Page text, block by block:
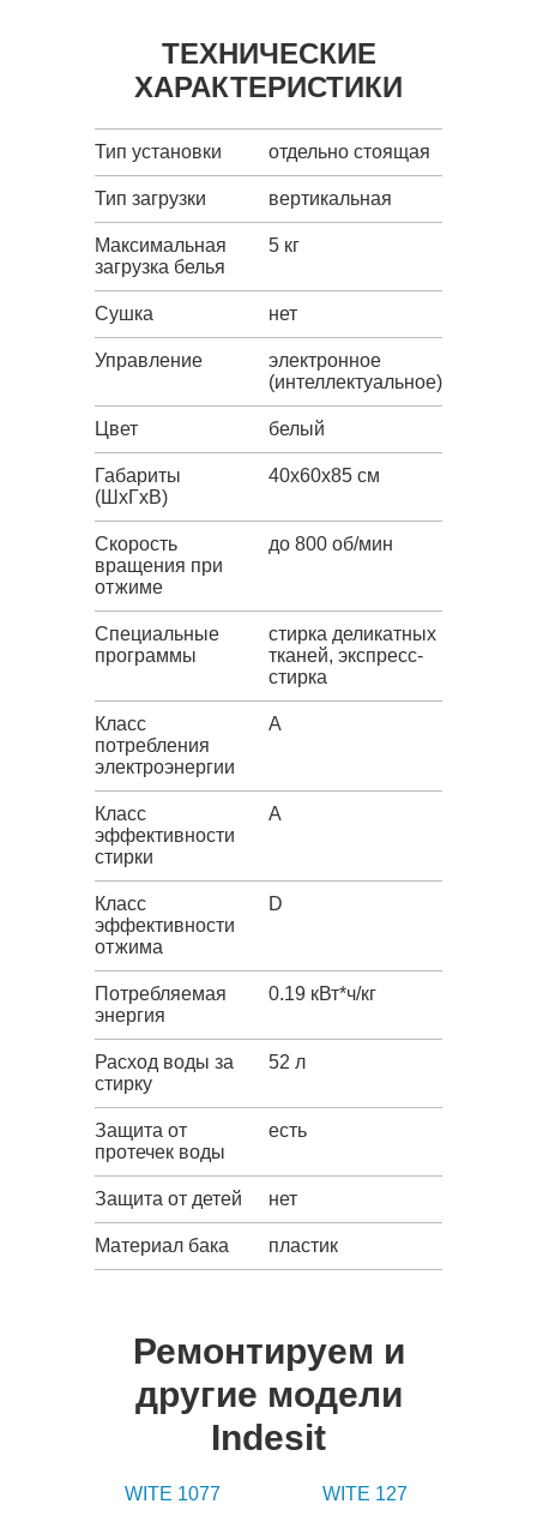
ТЕХНИЧЕСКИЕ
ХАРАКТЕРИСТИКИ
Тип установки отдельно стоящая
Тип загрузки вертикальная
Максимальная
загрузка белья
5 кг
Сушка нет
Управление
электронное
(интеллектуальное)
Цвет белый
Габариты
(ШxГxВ)
40x60x85 см
Скорость
вращения при
отжиме
до 800 об/мин
Специальные
программы
стирка деликатных
тканей, экспресс-
стирка
Класс
потребления
электроэнергии
A
Класс
эффективности
стирки
A
Класс
эффективности
отжима
D
Потребляемая
энергия
0.19 кВт*ч/кг
Расход воды за
стирку
52 л
Защита от
протечек воды
есть
Защита от детей нет
Материал бака пластик
Ремонтируем и
другие модели
Indesit
WITE 1077
WITE 127